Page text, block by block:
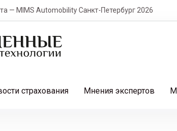
— MIMS Automobility Санкт-Петербург 2026
страхования Мнения экспертов